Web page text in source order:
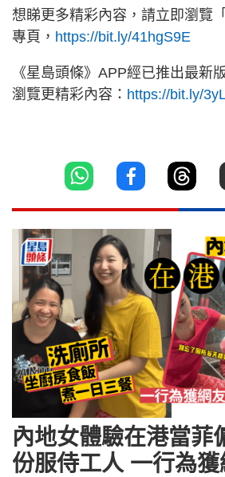
想睇更多精彩內容，請立即瀏覽
專頁， https://bit.ly/41hgS9E
《星島頭條》APP經已推出最新
瀏覽更精彩內容： https://bit.ly/
內地女體驗在港當菲
份服侍工人 一行為